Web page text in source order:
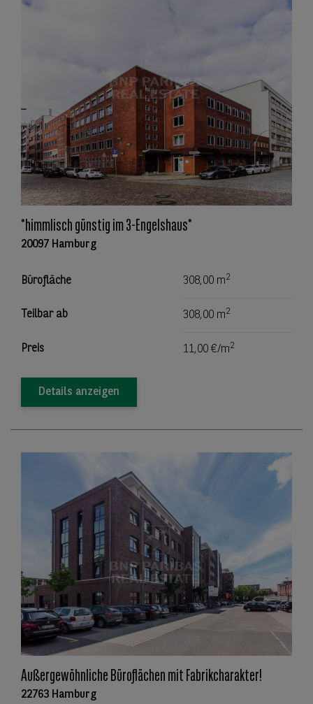
*himmlisch günstig im 3-Engelshaus*
20097 Hamburg
Bürofläche 308,00 m2
Teilbar ab 308,00 m2
Preis 11,00 €/m2
Details anzeigen
Außergewöhnliche Büroflächen mit Fabrikcharakter!
22763 Hamburg